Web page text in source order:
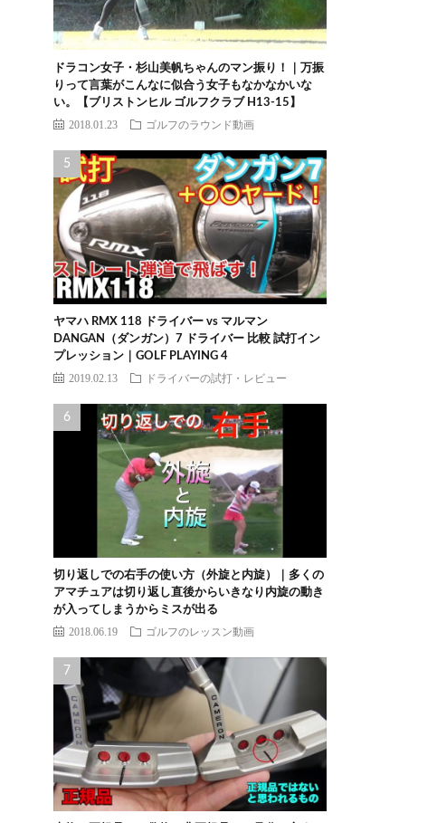
ドラコン女子・杉山美帆ちゃんのマン振り！｜万振
りって言葉がこんなに似合う女子もなかなかいな
い。【ブリストンヒル ゴルフクラブ H13-15】
2018.01.23 ゴルフのラウンド動画
ヤマハ RMX 118 ドライバー vs マルマン
DANGAN（ダンガン）7 ドライバー 比較 試打イン
プレッション｜GOLF PLAYING 4
2019.02.13 ドライバーの試打・レビュー
切り返しでの右手の使い方（外旋と内旋）｜多くの
アマチュアは切り返し直後からいきなり内旋の動き
が入ってしまうからミスが出る
2018.06.19 ゴルフのレッスン動画